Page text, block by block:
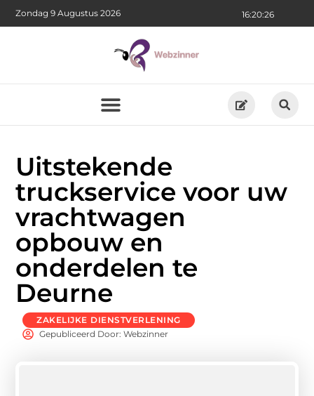
16:20:27
Zondag 9 Augustus 2026
Uitstekende
truckservice voor uw
vrachtwagen
opbouw en
onderdelen te
Deurne
ZAKELIJKE DIENSTVERLENING
Gepubliceerd Door: Webzinner